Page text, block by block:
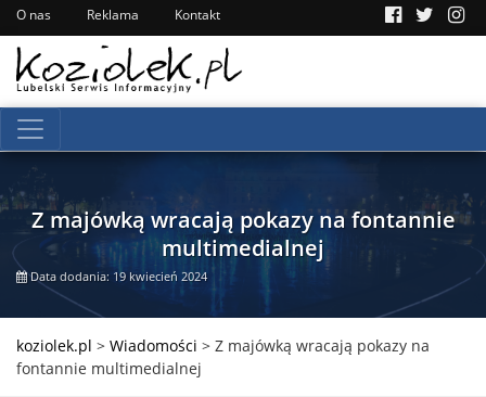
O nas Reklama Kontakt
Z majówką wracają pokazy na fontannie
multimedialnej
Data dodania: 19 kwiecień 2024
koziolek.pl > Wiadomości > Z majówką wracają pokazy na
fontannie multimedialnej